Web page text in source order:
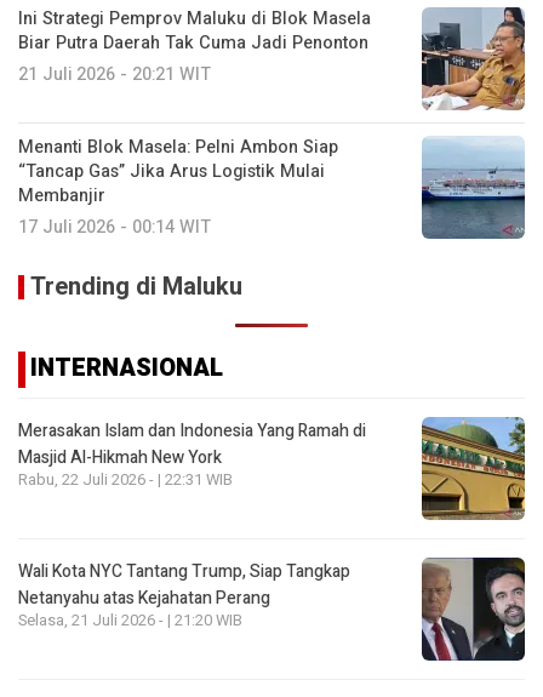
Ini Strategi Pemprov Maluku di Blok Masela
Biar Putra Daerah Tak Cuma Jadi Penonton
21 Juli 2026 - 20:21 WIT
Menanti Blok Masela: Pelni Ambon Siap
“Tancap Gas” Jika Arus Logistik Mulai
Membanjir
17 Juli 2026 - 00:14 WIT
Trending di Maluku
INTERNASIONAL
Merasakan Islam dan Indonesia Yang Ramah di
Masjid Al-Hikmah New York
Rabu, 22 Juli 2026 - | 22:31 WIB
Wali Kota NYC Tantang Trump, Siap Tangkap
Netanyahu atas Kejahatan Perang
Selasa, 21 Juli 2026 - | 21:20 WIB